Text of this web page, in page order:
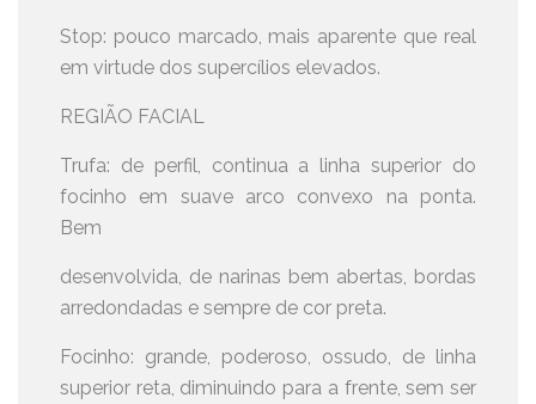
Stop: pouco marcado, mais aparente que real
em virtude dos supercílios elevados.
REGIÃO FACIAL
Trufa: de perfil, continua a linha superior do
focinho em suave arco convexo na ponta.
Bem
desenvolvida, de narinas bem abertas, bordas
arredondadas e sempre de cor preta.
Focinho: grande, poderoso, ossudo, de linha
superior reta, diminuindo para a frente, sem ser